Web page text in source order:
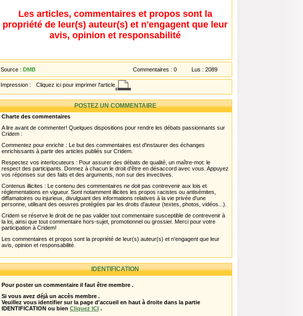
Les articles, commentaires et propos sont la
propriété de leur(s) auteur(s) et n'engagent que leur
avis, opinion et responsabilité
Source : DMB Commentaires : 0 Lus : 2089
Impression : Cliquez ici pour imprimer l'article
POSTEZ UN COMMENTAIRE
Charte des commentaires
A lire avant de commenter! Quelques dispositions pour rendre les débats passionnants sur
Cridem :
Commentez pour enrichir : Le but des commentaires est d'instaurer des échanges
enrichissants à partir des articles publiés sur Cridem.
Respectez vos interlocuteurs : Pour assurer des débats de qualité, un maître-mot: le
respect des participants. Donnez à chacun le droit d'être en désaccord avec vous. Appuyez
vos réponses sur des faits et des arguments, non sur des invectives.
Contenus illicites : Le contenu des commentaires ne doit pas contrevenir aux lois et
réglementations en vigueur. Sont notamment illicites les propos racistes ou antisémites,
diffamatoires ou injurieux, divulguant des informations relatives à la vie privée d'une
personne, utilisant des oeuvres protégées par les droits d'auteur (textes, photos, vidéos...).
Cridem se réserve le droit de ne pas valider tout commentaire susceptible de contrevenir à
la loi, ainsi que tout commentaire hors-sujet, promotionnel ou grossier. Merci pour votre
participation à Cridem!
Les commentaires et propos sont la propriété de leur(s) auteur(s) et n'engagent que leur
avis, opinion et responsabilité.
IDENTIFICATION
Pour poster un commentaire il faut être membre .
Si vous avez déjà un accès membre .
Veuillez vous identifier sur la page d'accueil en haut à droite dans la partie
IDENTIFICATION ou bien Cliquez ICI .